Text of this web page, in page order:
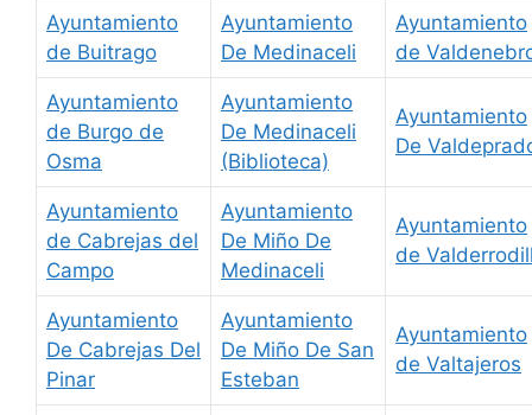
Ayuntamiento
de Buitrago
Ayuntamiento
De Medinaceli
Ayuntamiento
de
Ayuntamiento
de Burgo de
Osma
Ayuntamiento
De Medinaceli
(Biblioteca)
Ayuntamiento
De
Ayuntamiento
de Cabrejas del
Campo
Ayuntamiento
De Miño De
Medinaceli
Ayuntamiento
de
Ayuntamiento
De Cabrejas Del
Pinar
Ayuntamiento
De Miño De San
Esteban
Ayuntamiento
de Valtajeros